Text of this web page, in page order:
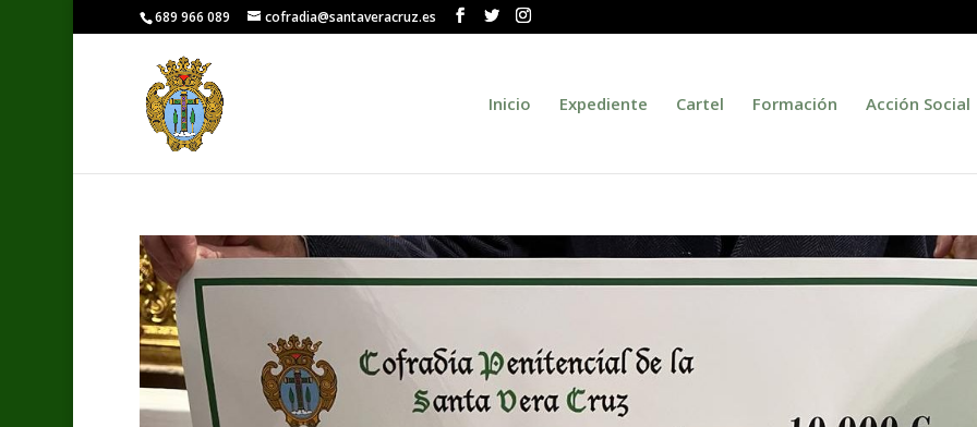
689 966 089 cofradia@santaveracruz.es
Inicio Expediente Cartel Formación Acción Social